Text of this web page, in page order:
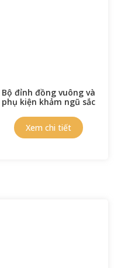
Bộ đỉnh đồng vuông và
phụ kiện khảm ngũ sắc